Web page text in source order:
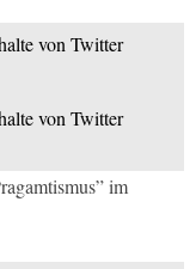
von Twitter
von Twitter
im